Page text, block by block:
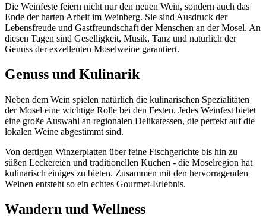
Die Weinfeste feiern nicht nur den neuen Wein, sondern auch das
Ende der harten Arbeit im Weinberg. Sie sind Ausdruck der
Lebensfreude und Gastfreundschaft der Menschen an der Mosel. An
diesen Tagen sind Geselligkeit, Musik, Tanz und natürlich der
Genuss der exzellenten Moselweine garantiert.
Genuss und Kulinarik
Neben dem Wein spielen natürlich die kulinarischen Spezialitäten
der Mosel eine wichtige Rolle bei den Festen. Jedes Weinfest bietet
eine große Auswahl an regionalen Delikatessen, die perfekt auf die
lokalen Weine abgestimmt sind.
Von deftigen Winzerplatten über feine Fischgerichte bis hin zu
süßen Leckereien und traditionellen Kuchen - die Moselregion hat
kulinarisch einiges zu bieten. Zusammen mit den hervorragenden
Weinen entsteht so ein echtes Gourmet-Erlebnis.
Wandern und Wellness